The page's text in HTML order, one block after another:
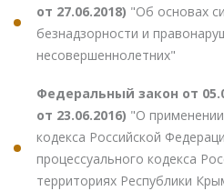
от 27.06.2018) "Об основах
безнадзорности и
несовершеннолетних"
Федеральный закон от
от 23.06.2016) "О
кодекса Российской
процессуального кодекса
территориях Республики